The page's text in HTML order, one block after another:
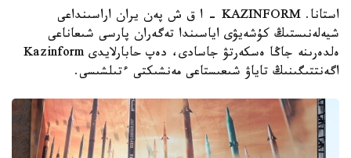
استانا. KAZINFORM - ا ق ش پەن يران اراسىنداعى
شيەلەنىستىڭ كۇشەيۋى اياسىندا تەگەران پارسى شىعاناعى
ەلدەرىنە جاڭا ەسكەرتۋ جاسادى، دەپ حابارلايدى Kazinform
اگەنتتىگىنىڭ تاياۋ شىعىستاعى مەنشىكتى ءتىلشىسى.